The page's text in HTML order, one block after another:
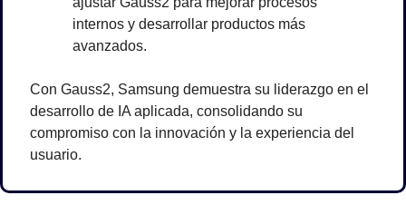
internos y desarrollar productos más
avanzados.
Con Gauss2, Samsung demuestra su liderazgo en el
desarrollo de IA aplicada, consolidando su
compromiso con la innovación y la experiencia del
usuario.